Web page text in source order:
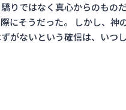
りではなく真心からのもの
にそうだった。 しかし、
がないという確信は、いつ